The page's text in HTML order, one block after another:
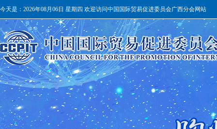
今天是： 2026年08月06日 星期四 欢迎访问中国国际贸易促进委员会广西分会网站